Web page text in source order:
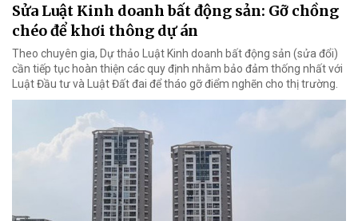
Sửa Luật Kinh doanh bất động sản: Gỡ chồng
chéo để khơi thông dự án
Theo chuyên gia, Dự thảo Luật Kinh doanh bất động sản (sửa đổi)
cần tiếp tục hoàn thiện các quy định nhằm bảo đảm thống nhất với
Luật Đầu tư và Luật Đất đai để tháo gỡ điểm nghẽn cho thị trường.